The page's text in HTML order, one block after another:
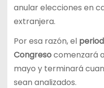
anular elecciones en
extranjera.
Por esa razón, el
Congresocomenzará
mayo y terminará
sean analizados.